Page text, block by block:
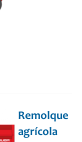
Remolque
agrícola